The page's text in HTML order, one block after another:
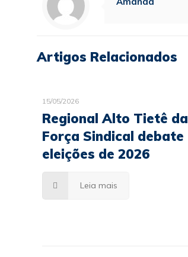
Artigos Relacionados
15/05/2026
Regional Alto Tietê da
Força Sindical debate
eleições de 2026
Leia mais